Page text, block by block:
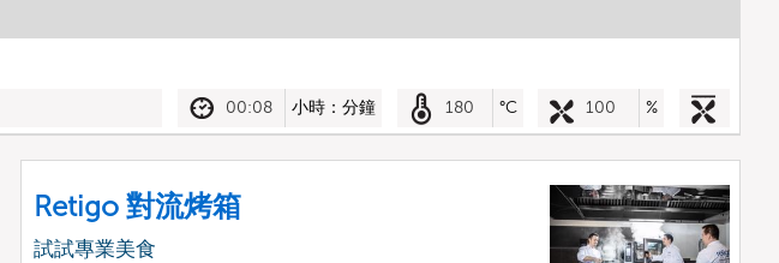
00:08 小時：分鐘 180 °C 100 %
Retigo 對流烤箱
試試專業美食